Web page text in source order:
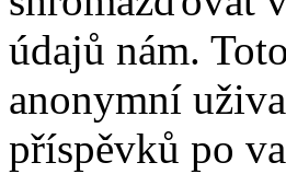
údajů nám.
anonymní
příspěvků po